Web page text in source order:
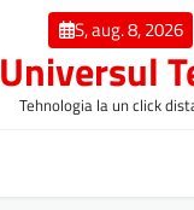
S, aug. 8, 2026
Universul
Tehnologia la un click